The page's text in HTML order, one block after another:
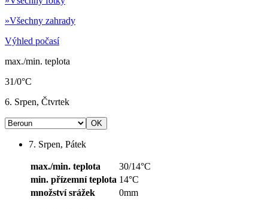
»Všechny zahrady
Výhled počasí
max./min. teplota
31/0°C
6. Srpen, Čtvrtek
7. Srpen, Pátek
max./min. teplota
30/14°C
min. přízemní teplota 14°C
množství srážek
0mm